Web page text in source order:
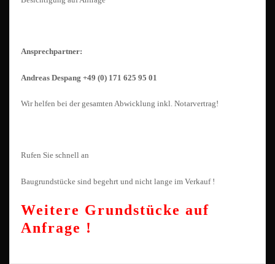
Ansprechpartner:
Andreas Despang +49 (0) 171 625 95 01
Wir helfen bei der gesamten Abwicklung inkl. Notarvertrag!
Rufen Sie schnell an
Baugrundstücke sind begehrt und nicht lange im Verkauf !
Weitere Grundstücke auf
Anfrage !